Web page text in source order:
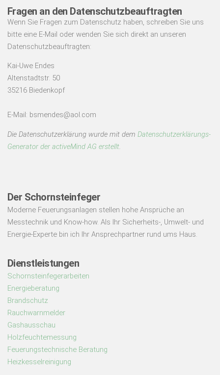
Fragen an den Datenschutzbeauftragten
Wenn Sie Fragen zum Datenschutz haben, schreiben Sie uns
bitte eine E-Mail oder wenden Sie sich direkt an unseren
Datenschutzbeauftragten:
Kai-Uwe Endes
Altenstadtstr. 50
35216 Biedenkopf
E-Mail: bsmendes@aol.com
Die Datenschutzerklärung wurde mit dem Datenschutzerklärungs-
Generator der activeMind AG erstellt.
Der Schornsteinfeger
Moderne Feuerungsanlagen stellen hohe Ansprüche an
Messtechnik und Know-how. Als Ihr Sicherheits-, Umwelt- und
Energie-Experte bin ich Ihr Ansprechpartner rund ums Haus.
Dienstleistungen
Schornsteinfegerarbeiten
Energieberatung
Brandschutz
Rauchwarnmelder
Gashausschau
Holzfeuchtemessung
Feuerungstechnische Beratung
Heizkesselreinigung